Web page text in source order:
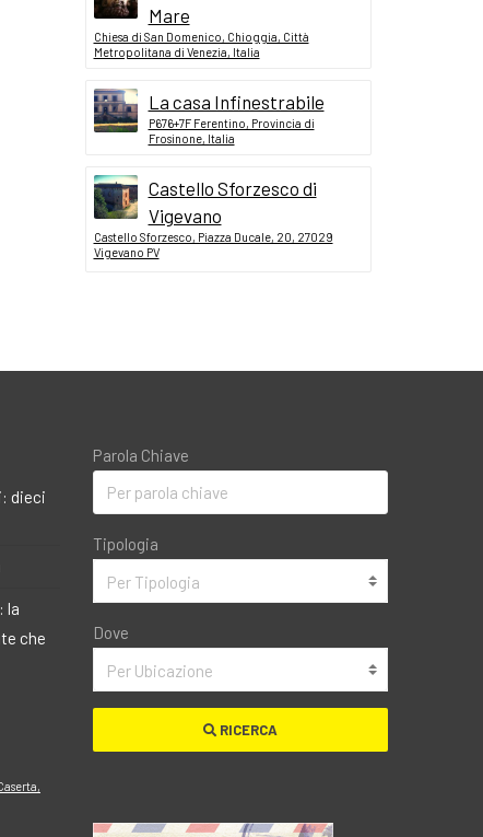
Mare
Chiesa di San Domenico, Chioggia, Città
Metropolitana di Venezia, Italia
La casa Infinestrabile
P676+7F Ferentino, Provincia di
Frosinone, Italia
Castello Sforzesco di
Vigevano
Castello Sforzesco, Piazza Ducale, 20, 27029
Vigevano PV
dieci
la
che
Parola Chiave
Tipologia
Per Tipologia
Dove
Per Ubicazione
RICERCA